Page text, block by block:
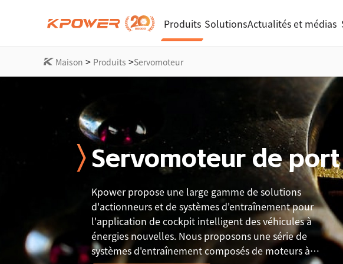
Produits SolutionsActualités et médias
Maison > Produits >Servomoteur
Servomoteur de port
Kpower propose une large gamme de solutions
d'actionneurs et de systèmes d'entraînement pour
l'application de cockpit intelligent des véhicules à
énergies nouvelles. Nous proposons une série de
systèmes d'entraînement composés de moteurs à